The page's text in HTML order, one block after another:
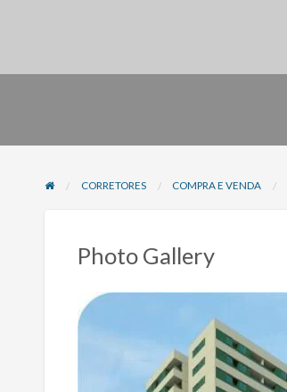
CORRETORES COMPRA E VENDA
Photo Gallery